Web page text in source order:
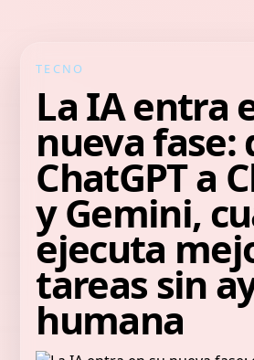
TECNO
La IA entra
nueva fase:
ChatGPT a
y Gemini,
ejecuta
tareas sin
humana